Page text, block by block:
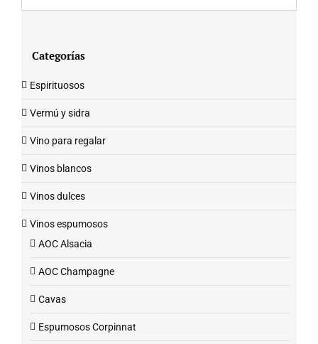
Categorías
Espirituosos
Vermú y sidra
Vino para regalar
Vinos blancos
Vinos dulces
Vinos espumosos
AOC Alsacia
AOC Champagne
Cavas
Espumosos Corpinnat